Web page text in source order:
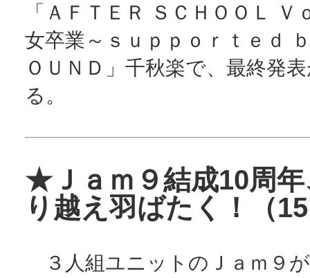
「ＡＦＴＥＲ ＳＣＨＯＯＬ Ｖ
女卒業～ｓｕｐｐｏｒｔｅｄ
ＯＵＮＤ」千秋楽で、最終発
る。
★Ｊａｍ９結成10周年
り越え羽ばたく！（
３人組ユニットのＪａｍ９